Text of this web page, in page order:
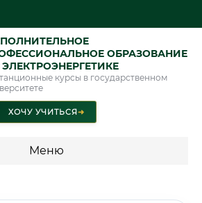
ОБРАЗОВАНИЕ
курсы в государственном
ХОЧУ УЧИТЬСЯ➜
Меню